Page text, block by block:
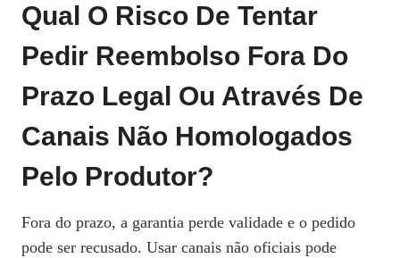
Qual O Risco De Tentar
Pedir Reembolso Fora Do
Prazo Legal Ou Através De
Canais Não Homologados
Pelo Produtor?
Fora do prazo, a garantia perde validade e o pedido
pode ser recusado. Usar canais não oficiais pode